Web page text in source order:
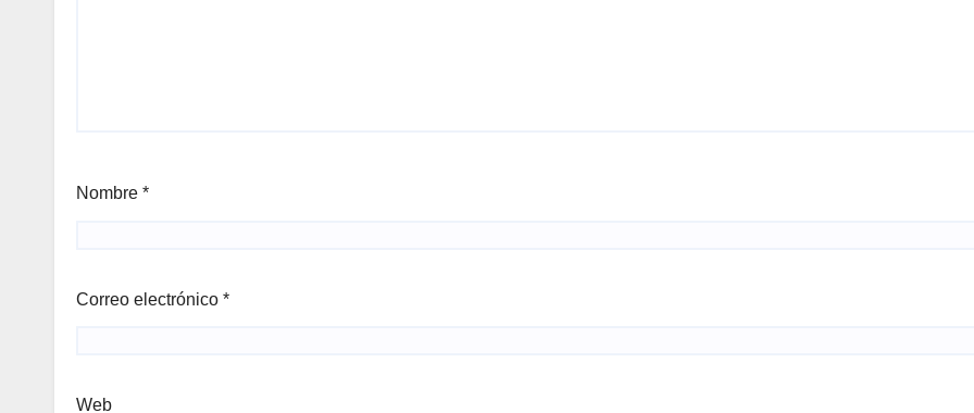
Nombre *
Correo electrónico *
Web